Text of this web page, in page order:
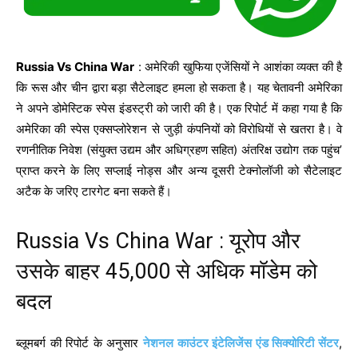
Russia Vs China War : अमेरिकी खुफिया एजेंसियों ने आशंका व्यक्त की है
‎कि रूस और चीन द्वारा बड़ा सैटेलाइट हमला हो सकता है। यह चेतावनी अमे‎रिका
ने अपने डोमेस्टिक स्पेस इंडस्ट्री को जारी की है। एक रिपोर्ट में कहा गया है कि
अमेरिका की स्पेस एक्सप्लोरेशन से जुड़ी कंपनियों को विरोधियों से खतरा है। वे
रणनीतिक निवेश (संयुक्त उद्यम और अधिग्रहण सहित) अंतरिक्ष उद्योग तक पहुंच’
प्राप्त करने के लिए सप्लाई नोड्स और अन्य दूसरी टेक्नोलॉजी को सैटेलाइट
अटैक के जरिए टारगेट बना सकते हैं।
Russia Vs China War : यूरोप और
उसके बाहर 45,000 से अधिक मॉडेम को
बदल
ब्लूमबर्ग की रिपोर्ट के अनुसारनेशनल काउंटर इंटेलिजेंस एंड सिक्योरिटी सेंटर,